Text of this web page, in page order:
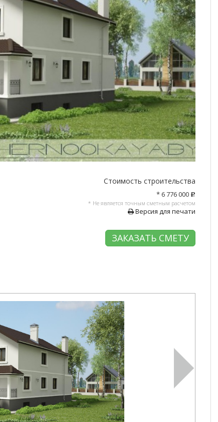
Стоимость строительства
* 6 776 000 c
* Не является точным сметным расчетом
Версия для печати
ЗАКАЗАТЬ СМЕТУ